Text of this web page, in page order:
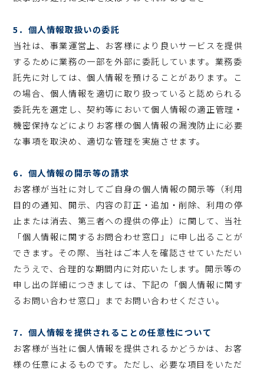
5．個人情報取扱いの委託
当社は、事業運営上、お客様により良いサービスを提供
するために業務の一部を外部に委託しています。業務委
託先に対しては、個人情報を預けることがあります。こ
の場合、個人情報を適切に取り扱っていると認められる
委託先を選定し、契約等において個人情報の適正管理・
機密保持などによりお客様の個人情報の漏洩防止に必要
な事項を取決め、適切な管理を実施させます。
6．個人情報の開示等の請求
お客様が当社に対してご自身の個人情報の開示等（利用
目的の通知、開示、内容の訂正・追加・削除、利用の停
止または消去、第三者への提供の停止）に関して、当社
「個人情報に関するお問合わせ窓口」に申し出ることが
できます。その際、当社はご本人を確認させていただい
たうえで、合理的な期間内に対応いたします。開示等の
申し出の詳細につきましては、下記の「個人情報に関す
るお問い合わせ窓口」までお問い合わせください。
7．個人情報を提供されることの任意性について
お客様が当社に個人情報を提供されるかどうかは、お客
様の任意によるものです。ただし、必要な項目をいただ